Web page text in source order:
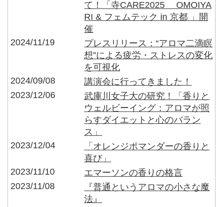
て！「寺CARE2025 OMOIYA
RI & フェムテック in 京都 」開
催
2024/11/19
プレスリリース：“アロマ二滴瞑
想”による疲労・ストレスの変化
を可視化
2024/09/08
講演会に行ってきました！
2023/12/06
武庫川女子大の研究！「香りと
ウェルビーイング：アロマが照
らすダイエットと心のバラン
ス」
2023/12/04
「オレンジポマンダーの香りと
喜び」
2023/11/10
エマーソンの香りの格言
2023/11/08
『普通というアロマの小さな魔
法』